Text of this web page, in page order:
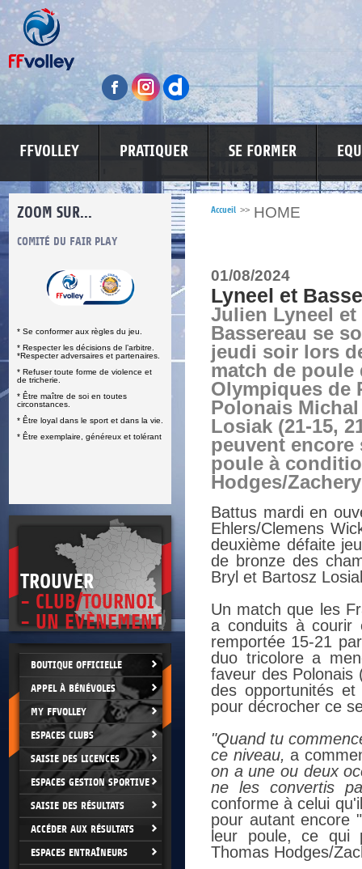
FFVOLLEY PRATIQUER SE FORMER
ZOOM SUR...
COMITÉ DU FAIR PLAY
* Se conformer aux règles du jeu.
* Respecter les décisions de l’arbitre.
*Respecter adversaires et partenaires.
* Refuser toute forme de violence et
de tricherie.
* Être maître de soi en toutes
circonstances.
* Être loyal dans le sport et dans la vie.
* Être exemplaire, généreux et tolérant
LUTTE CONTRE LES VIOLENCES
TROUVER
- CLUB/TOURNOI
- UN EVÈNEMENT
BOUTIQUE OFFICIELLE
APPEL À BÉNÉVOLES
MY FFVOLLEY
ESPACES CLUBS
SAISIE DES LICENCES
ESPACES GESTION SPORTIVE
SAISIE DES RÉSULTATS
ACCÉDER AUX RÉSULTATS
ESPACES ENTRAÎNEURS
Accueil >> HOME
01/08/2024
Lyneel et
Julien Lyneel et
Bassereau se
jeudi soir lors
match de poule
Olympiques de
Polonais
Losiak (21-15,
peuvent
poule à
Hodges/
Battus mardi en
Ehlers/Clemens
deuxième défaite
de bronze des
Bryl et Bartosz
Un match que les
a conduits à courir
remportée 15-21
duo tricolore a
faveur des Polonais
des opportunités et
pour décrocher ce
"Quand tu
ce niveau,a
on a une ou deux
ne les convertis
conforme à celui
pour autant encore
leur poule, ce qui
Thomas Hodges/